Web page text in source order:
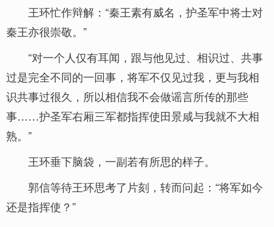
王环忙作辩解：“秦王素有威名，护圣军中将士对
秦王亦很崇敬。”
“对一个人仅有耳闻，跟与他见过、相识过、共事
过是完全不同的一回事，将军不仅见过我，更与我相
识共事过很久，所以相信我不会做谣言所传的那些
事……护圣军右厢三军都指挥使田景咸与我就不大相
熟。”
王环垂下脑袋，一副若有所思的样子。
郭信等待王环思考了片刻，转而问起：“将军如今
还是指挥使？”